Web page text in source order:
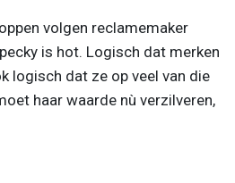
volgen reclamemaker
is hot. Logisch dat merken
logisch dat ze op veel van die
haar waarde nù verzilveren,